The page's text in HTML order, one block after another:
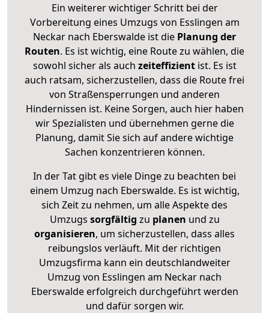
Ein weiterer wichtiger Schritt bei der
Vorbereitung eines Umzugs von Esslingen am
Neckar nach Eberswalde ist die Planung der
Routen. Es ist wichtig, eine Route zu wählen, die
sowohl sicher als auch zeiteffizientist. Es ist
auch ratsam, sicherzustellen, dass die Route frei
von Straßensperrungen und anderen
Hindernissen ist. Keine Sorgen, auch hier haben
wir Spezialisten und übernehmen gerne die
Planung, damit Sie sich auf andere wichtige
Sachen konzentrieren können.
In der Tat gibt es viele Dinge zu beachten bei
einem Umzug nach Eberswalde. Es ist wichtig,
sich Zeit zu nehmen, um alle Aspekte des
Umzugs sorgfältig zu planen und zu
organisieren, um sicherzustellen, dass alles
reibungslos verläuft. Mit der richtigen
Umzugsfirma kann ein deutschlandweiter
Umzug von Esslingen am Neckar nach
Eberswalde erfolgreich durchgeführt werden
und dafür sorgen wir.